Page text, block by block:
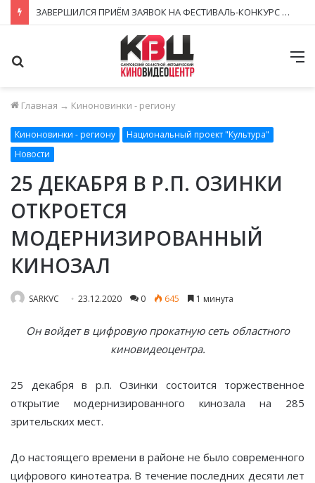
ЗАВЕРШИЛСЯ ПРИЁМ ЗАЯВОК НА ФЕСТИВАЛЬ-КОНКУРС «КИНОВЕРТИКАЛЬ 2026»
Главная → Киноновинки - региону
Киноновинки - региону
Национальный проект "Культура"
Новости
25 ДЕКАБРЯ В Р.П. ОЗИНКИ
ОТКРОЕТСЯ
МОДЕРНИЗИРОВАННЫЙ
КИНОЗАЛ
SARKVC 23.12.2020 0 645 1 минута
Он войдет в цифровую прокатную сеть областного
киновидеоцентра.
25 декабря в р.п. Озинки состоится торжественное
открытие модернизированного кинозала на 285
зрительских мест.
До настоящего времени в районе не было современного
цифрового кинотеатра. В течение последних десяти лет